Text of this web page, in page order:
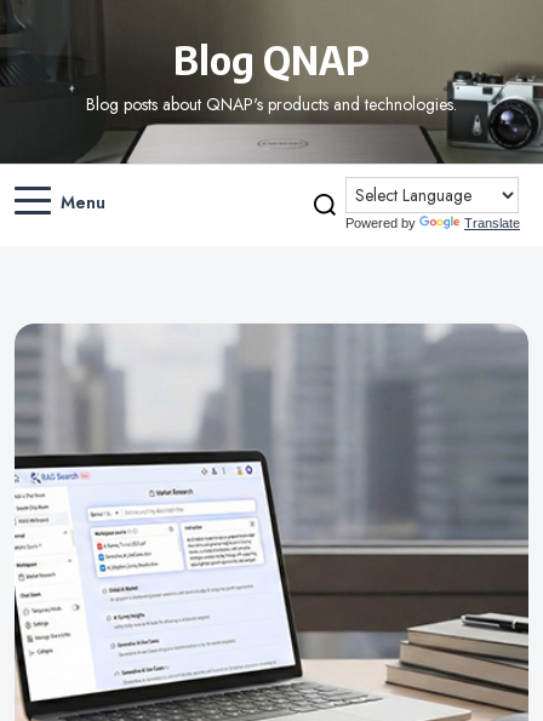
Blog QNAP
Blog posts about QNAP's products and technologies.
Menu
Powered by Translate